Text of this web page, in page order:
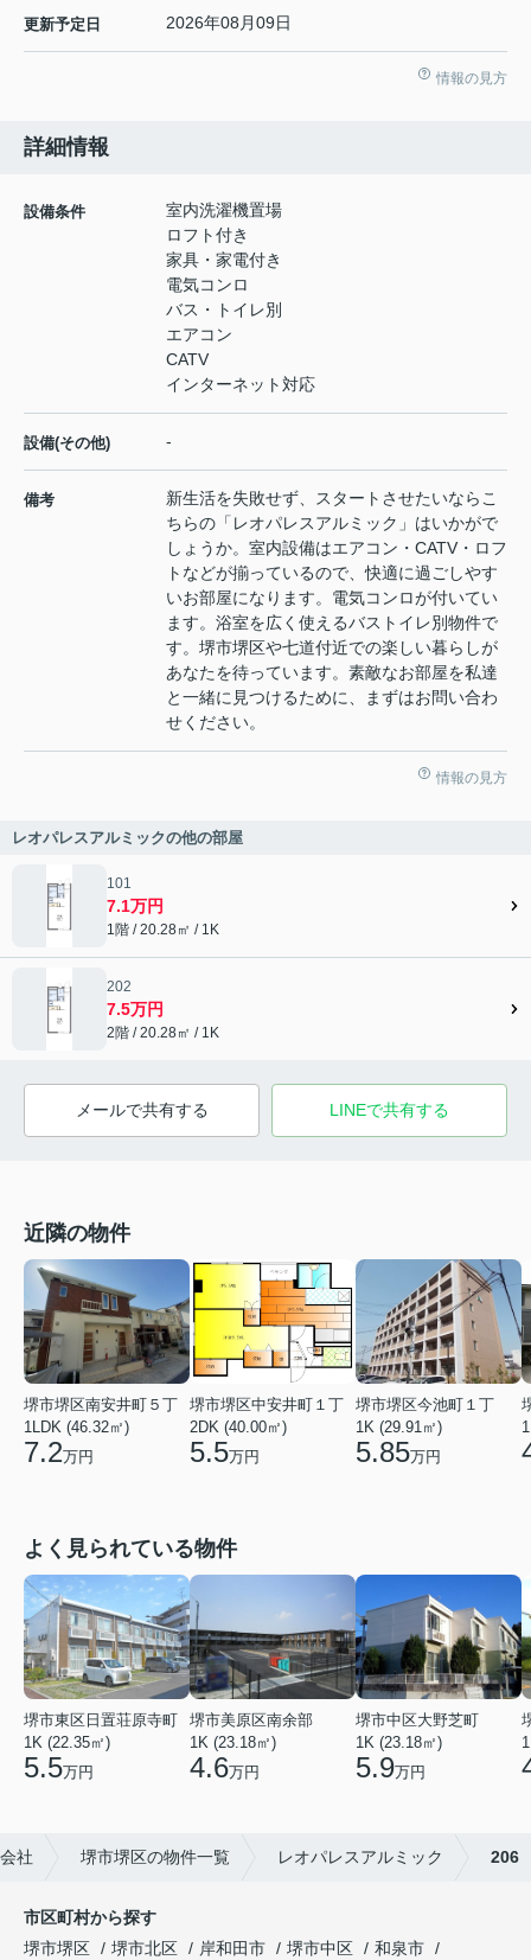
更新予定日 2026年08月09日
情報の見方
詳細情報
設備条件
室内洗濯機置場
ロフト付き
家具・家電付き
電気コンロ
バス・トイレ別
エアコン
CATV
インターネット対応
設備(その他) -
備考
新生活を失敗せず、スタートさせたいならこ
ちらの「レオパレスアルミック」はいかがで
しょうか。室内設備はエアコン・CATV・ロフ
トなどが揃っているので、快適に過ごしやす
いお部屋になります。電気コンロが付いてい
ます。浴室を広く使えるバストイレ別物件で
す。堺市堺区や七道付近での楽しい暮らしが
あなたを待っています。素敵なお部屋を私達
と一緒に見つけるために、まずはお問い合わ
せください。
情報の見方
レオパレスアルミックの他の部屋
101
7.1万円
1階 / 20.28㎡ / 1K
202
7.5万円
2階 / 20.28㎡ / 1K
メールで共有する LINEで共有する
近隣の物件
堺市堺区南安井町５丁
1LDK (46.32㎡)
7.2万円
堺市堺区中安井町１丁
2DK (40.00㎡)
5.5万円
堺市堺区今池町１丁
1K (29.91㎡)
5.85万円
よく見られている物件
堺市東区日置荘原寺町
1K (22.35㎡)
5.5万円
堺市美原区南余部
1K (23.18㎡)
4.6万円
堺市中区大野芝町
1K (23.18㎡)
5.9万円
社 堺市堺区の物件一覧 レオパレスアルミック 206
市区町村から探す
堺市堺区
堺市北区 岸和田市 堺市中区
和泉市